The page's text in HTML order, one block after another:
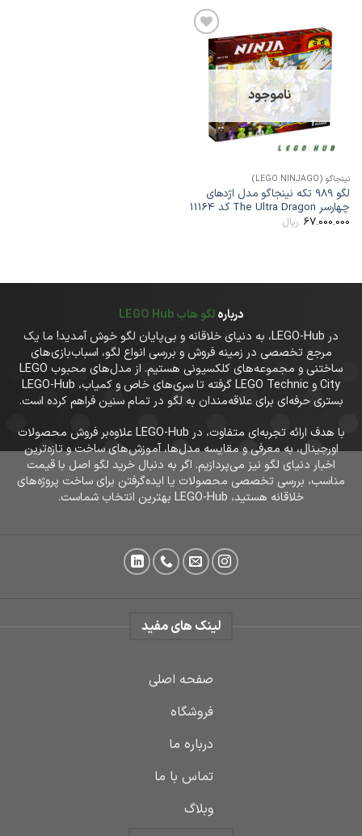
افزودن
به
علاقه
مندی
ها
ناموجود
نینجاگو (LEGO NINJAGO)
لگو 989 تکه نینجاگو مدل اژدهای
چهارسر The Ultra Dragon کد 11164
67.000.000 ریال
دربارهلگو هاب LEGO Hub
در LEGO-Hub، به دنیای خلاقانه و بی‌پایان لگو خوش آمدید! ما یک
مرجع تخصصی در زمینه فروش و بررسی انواع لگو، اسباب‌بازی‌های
ساختنی و مجموعه‌های کلکسیونی هستیم. از مدل‌های محبوب LEGO
City و LEGO Technic گرفته تا سری‌های خاص و کمیاب، LEGO-Hub
بستری حرفه‌ای برای علاقه‌مندان به لگو در تمام سنین فراهم کرده است.
با هدف ارائه تجربه‌ای متفاوت، در LEGO-Hub علاوه‌بر فروش محصولات
اورجینال، به معرفی و مقایسه مدل‌ها، آموزش‌های ساخت و تازه‌ترین
اخبار دنیای لگو نیز می‌پردازیم. اگر به دنبال خرید لگو اصل با قیمت
مناسب، بررسی تخصصی محصولات یا ایده‌گرفتن برای ساخت پروژه‌های
خلاقانه هستید، LEGO-Hub بهترین انتخاب شماست.
لینک های مفید
صفحه اصلی
فروشگاه
درباره ما
تماس با ما
وبلاگ